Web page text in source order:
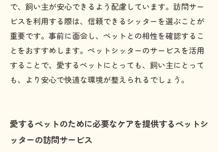
で、飼い主が安心できるよう配慮しています。訪問サー
ビスを利用する際は、信頼できるシッターを選ぶことが
重要です。事前に面会し、ペットとの相性を確認するこ
とをおすすめします。ペットシッターのサービスを活用
することで、愛するペットにとっても、飼い主にとって
も、より安心で快適な環境が整えられるでしょう。
愛するペットのために必要なケアを提供するペットシ
ッターの訪問サービス